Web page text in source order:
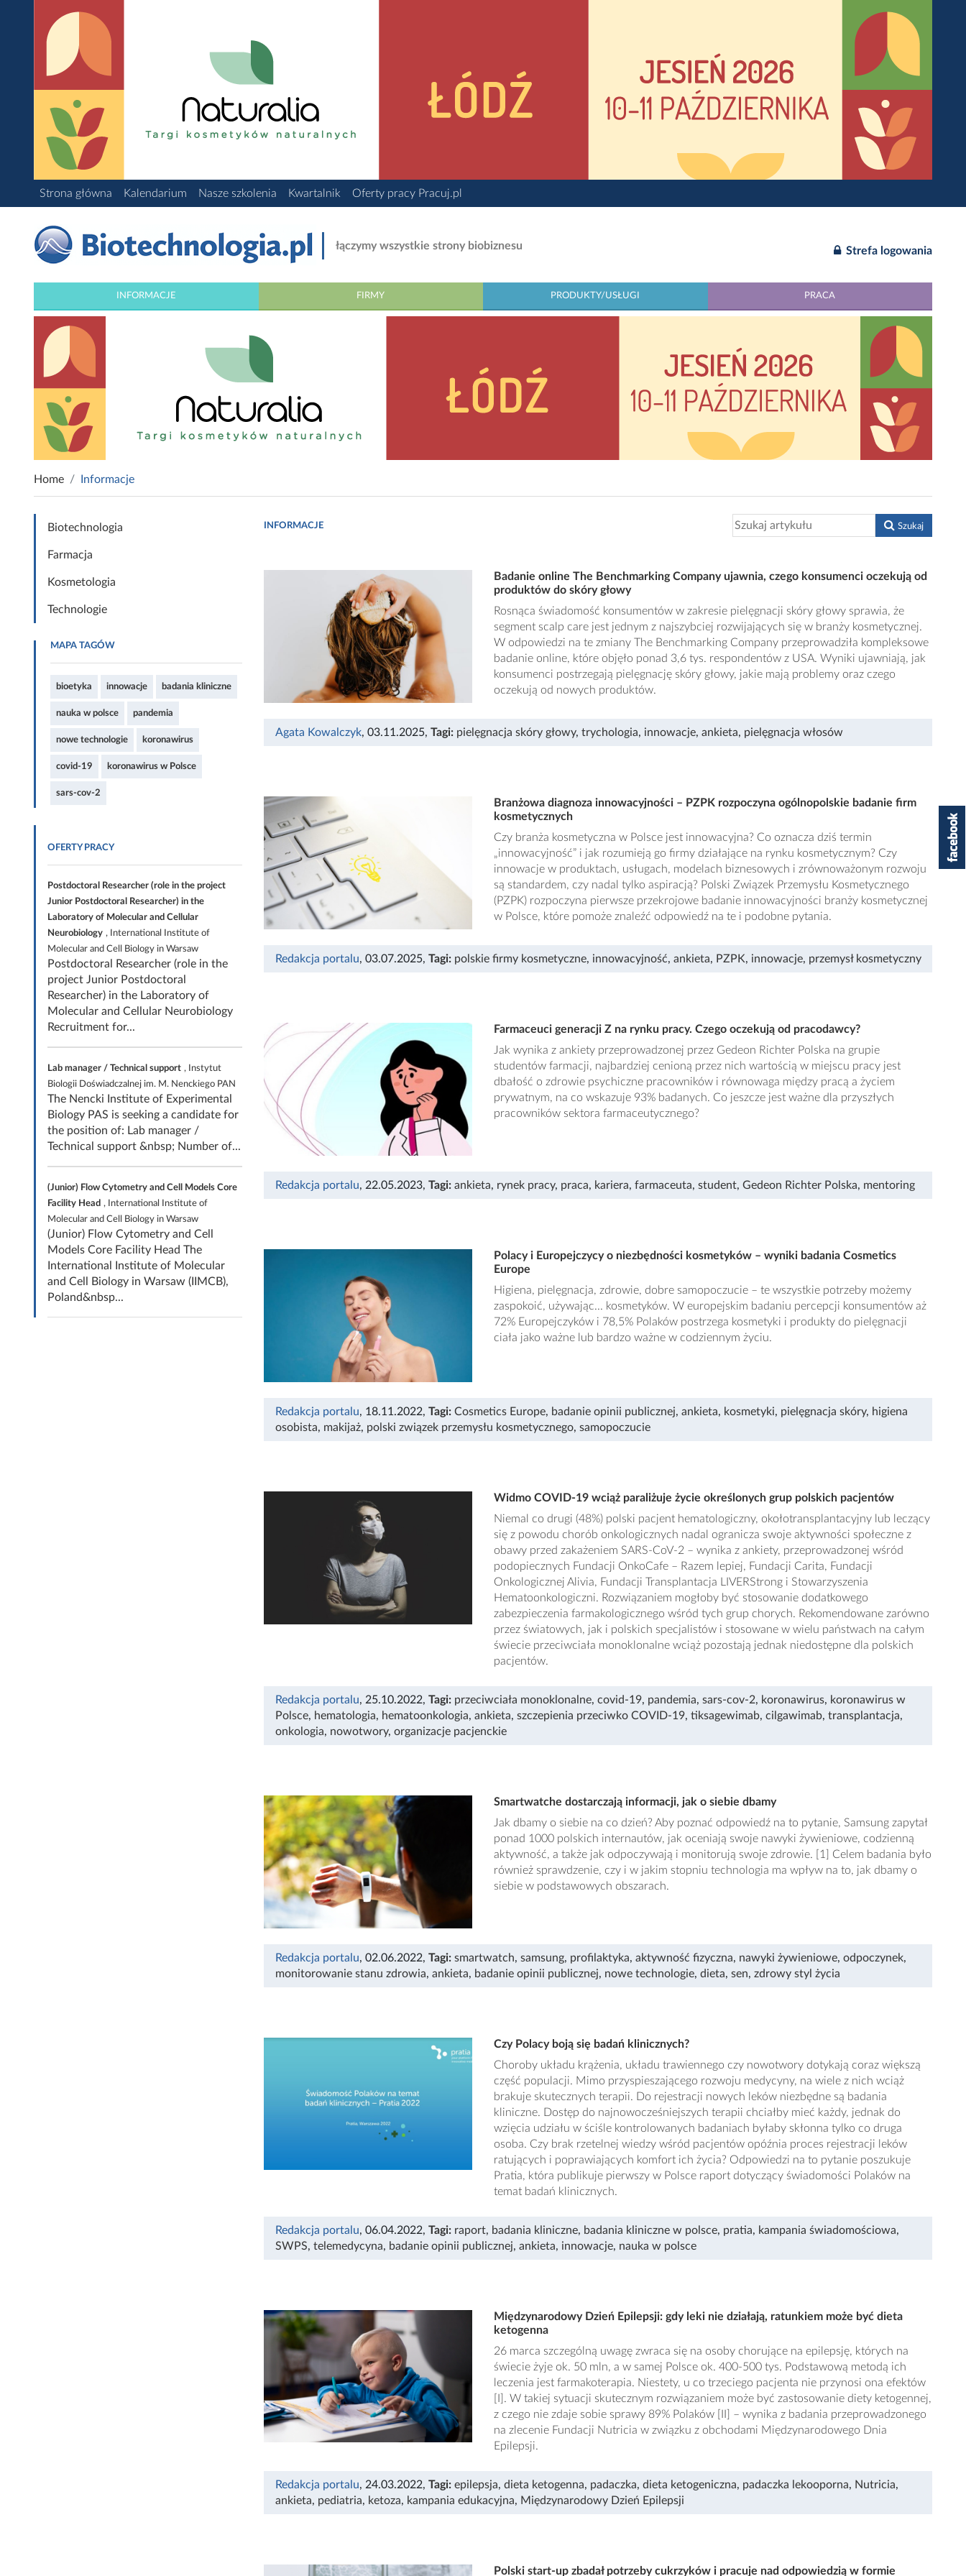
Strona główna Kalendarium Nasze szkolenia Kwartalnik Oferty pracy Pracuj.pl
łączymy wszystkie strony biobiznesu Strefa logowania
INFORMACJE FIRMY PRODUKTY/USŁUGI PRACA
Home Informacje
Biotechnologia
Farmacja
Kosmetologia
Technologie
MAPA TAGÓW
bioetyka innowacje badania kliniczne
nauka w polsce pandemia
nowe technologie koronawirus
covid-19 koronawirus w Polsce
sars-cov-2
OFERTY PRACY
Postdoctoral Researcher (role in the project
Junior Postdoctoral Researcher) in the
Laboratory of Molecular and Cellular
Neurobiology , International Institute of
Molecular and Cell Biology in Warsaw
Postdoctoral Researcher (role in the
project Junior Postdoctoral
Researcher) in the Laboratory of
Molecular and Cellular Neurobiology
Recruitment for...
Lab manager / Technical support , Instytut
Biologii Doświadczalnej im. M. Nenckiego PAN
The Nencki Institute of Experimental
Biology PAS is seeking a candidate for
the position of: Lab manager /
Technical support &nbsp; Number of...
(Junior) Flow Cytometry and Cell Models Core
Facility Head , International Institute of
Molecular and Cell Biology in Warsaw
(Junior) Flow Cytometry and Cell
Models Core Facility Head The
International Institute of Molecular
and Cell Biology in Warsaw (IIMCB),
Poland&nbsp...
INFORMACJE Szukaj
Badanie online The Benchmarking Company ujawnia, czego konsumenci oczekują od
produktów do skóry głowy
Rosnąca świadomość konsumentów w zakresie pielęgnacji skóry głowy sprawia, że
segment scalp care jest jednym z najszybciej rozwijających się w branży kosmetycznej.
W odpowiedzi na te zmiany The Benchmarking Company przeprowadziła kompleksowe
badanie online, które objęło ponad 3,6 tys. respondentów z USA. Wyniki ujawniają, jak
konsumenci postrzegają pielęgnację skóry głowy, jakie mają problemy oraz czego
oczekują od nowych produktów.
Agata Kowalczyk, 03.11.2025, Tagi: pielęgnacja skóry głowy, trychologia, innowacje, ankieta, pielęgnacja włosów
Branżowa diagnoza innowacyjności – PZPK rozpoczyna ogólnopolskie badanie firm
kosmetycznych
Czy branża kosmetyczna w Polsce jest innowacyjna? Co oznacza dziś termin
„innowacyjność” i jak rozumieją go firmy działające na rynku kosmetycznym? Czy
innowacje w produktach, usługach, modelach biznesowych i zrównoważonym rozwoju
są standardem, czy nadal tylko aspiracją? Polski Związek Przemysłu Kosmetycznego
(PZPK) rozpoczyna pierwsze przekrojowe badanie innowacyjności branży kosmetycznej
w Polsce, które pomoże znaleźć odpowiedź na te i podobne pytania.
Redakcja portalu, 03.07.2025, Tagi: polskie firmy kosmetyczne, innowacyjność, ankieta, PZPK, innowacje, przemysł kosmetyczny
Farmaceuci generacji Z na rynku pracy. Czego oczekują od pracodawcy?
Jak wynika z ankiety przeprowadzonej przez Gedeon Richter Polska na grupie
studentów farmacji, najbardziej cenioną przez nich wartością w miejscu pracy jest
dbałość o zdrowie psychiczne pracowników i równowaga między pracą a życiem
prywatnym, na co wskazuje 93% badanych. Co jeszcze jest ważne dla przyszłych
pracowników sektora farmaceutycznego?
Redakcja portalu, 22.05.2023, Tagi: ankieta, rynek pracy, praca, kariera, farmaceuta, student, Gedeon Richter Polska, mentoring
Polacy i Europejczycy o niezbędności kosmetyków – wyniki badania Cosmetics
Europe
Higiena, pielęgnacja, zdrowie, dobre samopoczucie – te wszystkie potrzeby możemy
zaspokoić, używając... kosmetyków. W europejskim badaniu percepcji konsumentów aż
72% Europejczyków i 78,5% Polaków postrzega kosmetyki i produkty do pielęgnacji
ciała jako ważne lub bardzo ważne w codziennym życiu.
Redakcja portalu, 18.11.2022, Tagi: Cosmetics Europe, badanie opinii publicznej, ankieta, kosmetyki, pielęgnacja skóry, higiena
osobista, makijaż, polski związek przemysłu kosmetycznego, samopoczucie
Widmo COVID-19 wciąż paraliżuje życie określonych grup polskich pacjentów
Niemal co drugi (48%) polski pacjent hematologiczny, okołotransplantacyjny lub leczący
się z powodu chorób onkologicznych nadal ogranicza swoje aktywności społeczne z
obawy przed zakażeniem SARS-CoV-2 – wynika z ankiety, przeprowadzonej wśród
podopiecznych Fundacji OnkoCafe – Razem lepiej, Fundacji Carita, Fundacji
Onkologicznej Alivia, Fundacji Transplantacja LIVERStrong i Stowarzyszenia
Hematoonkologiczni. Rozwiązaniem mogłoby być stosowanie dodatkowego
zabezpieczenia farmakologicznego wśród tych grup chorych. Rekomendowane zarówno
przez światowych, jak i polskich specjalistów i stosowane w wielu państwach na całym
świecie przeciwciała monoklonalne wciąż pozostają jednak niedostępne dla polskich
pacjentów.
Redakcja portalu, 25.10.2022, Tagi: przeciwciała monoklonalne, covid-19, pandemia, sars-cov-2, koronawirus, koronawirus w
Polsce, hematologia, hematoonkologia, ankieta, szczepienia przeciwko COVID-19, tiksagewimab, cilgawimab, transplantacja,
onkologia, nowotwory, organizacje pacjenckie
Smartwatche dostarczają informacji, jak o siebie dbamy
Jak dbamy o siebie na co dzień? Aby poznać odpowiedź na to pytanie, Samsung zapytał
ponad 1000 polskich internautów, jak oceniają swoje nawyki żywieniowe, codzienną
aktywność, a także jak odpoczywają i monitorują swoje zdrowie. [1] Celem badania było
również sprawdzenie, czy i w jakim stopniu technologia ma wpływ na to, jak dbamy o
siebie w podstawowych obszarach.
Redakcja portalu, 02.06.2022, Tagi: smartwatch, samsung, profilaktyka, aktywność fizyczna, nawyki żywieniowe, odpoczynek,
monitorowanie stanu zdrowia, ankieta, badanie opinii publicznej, nowe technologie, dieta, sen, zdrowy styl życia
Czy Polacy boją się badań klinicznych?
Choroby układu krążenia, układu trawiennego czy nowotwory dotykają coraz większą
część populacji. Mimo przyspieszającego rozwoju medycyny, na wiele z nich wciąż
brakuje skutecznych terapii. Do rejestracji nowych leków niezbędne są badania
kliniczne. Dostęp do najnowocześniejszych terapii chciałby mieć każdy, jednak do
wzięcia udziału w ściśle kontrolowanych badaniach byłaby skłonna tylko co druga
osoba. Czy brak rzetelnej wiedzy wśród pacjentów opóźnia proces rejestracji leków
ratujących i poprawiających komfort ich życia? Odpowiedzi na to pytanie poszukuje
Pratia, która publikuje pierwszy w Polsce raport dotyczący świadomości Polaków na
temat badań klinicznych.
Redakcja portalu, 06.04.2022, Tagi: raport, badania kliniczne, badania kliniczne w polsce, pratia, kampania świadomościowa,
SWPS, telemedycyna, badanie opinii publicznej, ankieta, innowacje, nauka w polsce
Międzynarodowy Dzień Epilepsji: gdy leki nie działają, ratunkiem może być dieta
ketogenna
26 marca szczególną uwagę zwraca się na osoby chorujące na epilepsję, których na
świecie żyje ok. 50 mln, a w samej Polsce ok. 400-500 tys. Podstawową metodą ich
leczenia jest farmakoterapia. Niestety, u co trzeciego pacjenta nie przynosi ona efektów
[I]. W takiej sytuacji skutecznym rozwiązaniem może być zastosowanie diety ketogennej,
z czego nie zdaje sobie sprawy 89% Polaków [II] – wynika z badania przeprowadzonego
na zlecenie Fundacji Nutricia w związku z obchodami Międzynarodowego Dnia
Epilepsji.
Redakcja portalu, 24.03.2022, Tagi: epilepsja, dieta ketogenna, padaczka, dieta ketogeniczna, padaczka lekooporna, Nutricia,
ankieta, pediatria, ketoza, kampania edukacyjna, Międzynarodowy Dzień Epilepsji
Polski start-up zbadał potrzeby cukrzyków i pracuje nad odpowiedzią w formie